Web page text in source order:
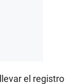
el registro